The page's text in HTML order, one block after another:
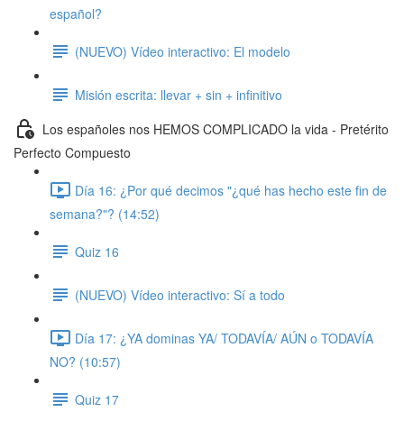
español?
(NUEVO) Vídeo interactivo: El modelo
Misión escrita: llevar + sin + infinitivo
Los españoles nos HEMOS COMPLICADO la vida - Pretérito
Perfecto Compuesto
Día 16: ¿Por qué decimos "¿qué has hecho este fin de
semana?"? (14:52)
Quiz 16
(NUEVO) Vídeo interactivo: Sí a todo
Día 17: ¿YA dominas YA/ TODAVÍA/ AÚN o TODAVÍA
NO? (10:57)
Quiz 17